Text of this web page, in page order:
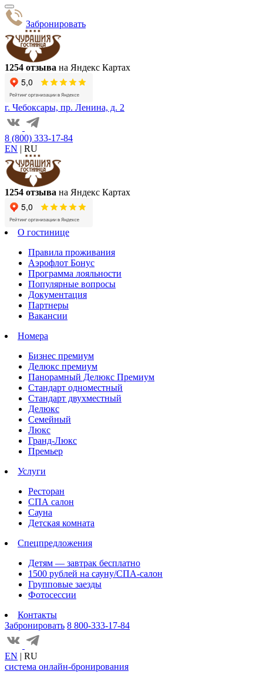
Забронировать
1254 отзыва на Яндекс Картах
г. Чебоксары, пр. Ленина, д. 2
8 (800) 333-17-84
EN | RU
1254 отзыва на Яндекс Картах
О гостинице
Правила проживания
Аэрофлот Бонус
Программа лояльности
Популярные вопросы
Документация
Партнеры
Вакансии
Номера
Бизнес премиум
Делюкс премиум
Панорамный Делюкс Премиум
Стандарт одноместный
Стандарт двухместный
Делюкс
Семейный
Люкс
Гранд-Люкс
Премьер
Услуги
Ресторан
СПА салон
Сауна
Детская комната
Спецпредложения
Детям — завтрак бесплатно
1500 рублей на сауну/СПА-салон
Групповые заезды
Фотосессии
Контакты
Забронировать 8 800-333-17-84
EN | RU
система онлайн-бронирования